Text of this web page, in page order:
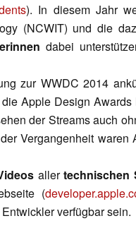
). In diesem Jahr
(NCWIT) und die
dabei
zur WWDC 2014
Apple Design Awards
der Streams auch
Vergangenheit waren
allertechnischen
(
verfügbar sein.